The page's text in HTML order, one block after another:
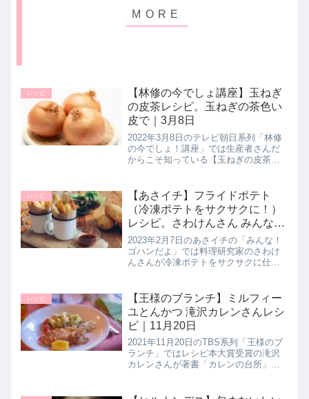
レシピ
【林修の今でしょ講座】玉ねぎ
の皮茶レシピ。玉ねぎの茶色い
皮で｜3月8日
2022年3月8日のテレビ朝日系列「林修
の今でしょ！講座」では生産者さんだ
からこそ知っている【玉ねぎの皮茶】
だからこそ知るニラレシピ・ニラ醤油
漬けレシピ・万能ニラ常備菜レシ...
レシピ
【あさイチ】フライドポテト
（冷凍ポテトをサクサクに！）
レシピ。さわけんさん みんなゴ
ハンだよ｜2月7日
2023年2月7日のあさイチの「みんな！
ゴハンだよ」では料理研究家のさわけ
んさんが冷凍ポテトをサクサクに仕上
学の力で冷凍のポテトを冷めてもサク
サク美味しく！>>あさイチ記事...
レシピ
【王様のブランチ】ミルフィー
ユとんかつ 滝沢カレンさんレシ
ピ｜11月20日
2021年11月20日のTBS系列「王様のブ
ランチ」ではレシピ本大賞受賞の滝沢
カレンさんが著書「カレンの台所」よ